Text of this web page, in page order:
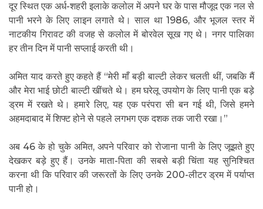
दूर स्थित एक अर्ध-शहरी इलाके कलोल में अपने घर के पास मौजूद एक नल से
पानी भरने के लिए लाइन लगाते थे। साल था 1986, और भूजल स्तर में
नाटकीय गिरावट की वजह से कलोल में बोरवेल सूख गए थे। नगर पालिका
हर तीन दिन में पानी सप्लाई करती थी।
अमित याद करते हुए कहते हैं “मेरी माँ बड़ी बाल्टी लेकर चलती थीं, जबकि मैं
और मेरा भाई छोटी बाल्टी खींचते थे। हम घरेलू उपयोग के लिए पानी एक बड़े
ड्रम में रखते थे। हमारे लिए, यह एक परंपरा सी बन गई थी, जिसे हमने
अहमदाबाद में शिफ्ट होने से पहले लगभग एक दशक तक जारी रखा।”
अब 46 के हो चुके अमित, अपने परिवार को रोजाना पानी के लिए जूझते हुए
देखकर बड़े हुए हैं। उनके माता-पिता की सबसे बड़ी चिंता यह सुनिश्चित
करना थी कि परिवार की जरूरतों के लिए उनके 200-लीटर ड्रम में पर्याप्त
पानी हो।